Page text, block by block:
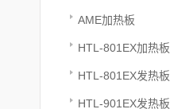
AME加热板
HTL-801EX加热板
HTL-801EX发热板
HTL-901EX发热板